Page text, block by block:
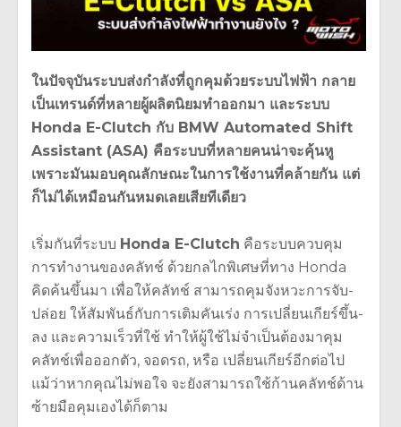
ในปัจจุบันระบบส่งกำลังที่ถูกคุมด้วยระบบไฟฟ้า กลาย
เป็นเทรนด์ที่หลายผู้ผลิตนิยมทำออกมา และระบบ
Honda E-Clutch กับ BMW Automated Shift
Assistant (ASA) คือระบบที่หลายคนน่าจะคุ้นหู
เพราะมันมอบคุณลักษณะในการใช้งานที่คล้ายกัน แต่
ก็ไม่ได้เหมือนกันหมดเลยเสียทีเดียว
เริ่มกันที่ระบบ Honda E-Clutch คือระบบควบคุม
การทำงานของคลัทช์ ด้วยกลไกพิเศษที่ทาง Honda
คิดค้นขึ้นมา เพื่อให้คลัทช์ สามารถคุมจังหวะการจับ-
ปล่อย ให้สัมพันธ์กับการเติมคันเร่ง การเปลี่ยนเกียร์ขึ้น-
ลง และความเร็วที่ใช้ ทำให้ผู้ใช้ไม่จำเป็นต้องมาคุม
คลัทช์เพื่อออกตัว, จอดรถ, หรือ เปลี่ยนเกียร์อีกต่อไป
แม้ว่าหากคุณไม่พอใจ จะยังสามารถใช้ก้านคลัทช์ด้าน
ซ้ายมือคุมเองได้ก็ตาม